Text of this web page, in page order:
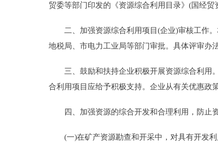
绿色北京
ENGLISH
贸委等部门印发的《资源综合利用目录》(国经贸
二、加强资源综合利用项目(企业)审核工作。
地税局、市电力工业局等部门审批。具体评审办
三、鼓励和扶持企业积极开展资源综合利用。
合利用项目应给予积极支持。企业从有关优惠政
四、加强资源的综合开发和合理利用，防止
(一)在矿产资源勘查和开采中，对具有开发利